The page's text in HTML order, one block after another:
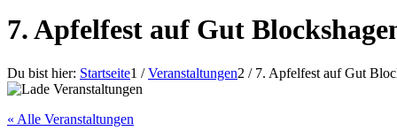
7. Apfelfest auf Gut
Du bist hier: Startseite1 / Veranstaltungen2 / 7. Apfelfest auf Gut
« Alle Veranstaltungen